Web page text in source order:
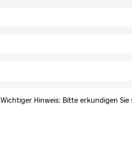
Wichtiger Hinweis: Bitte erkundigen